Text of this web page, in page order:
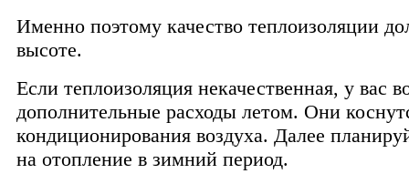
Именно поэтому качество теплоизоляции
высоте.
Если теплоизоляция некачественная, у вас
дополнительные расходы летом. Они
кондиционирования воздуха. Далее
на отопление в зимний период.